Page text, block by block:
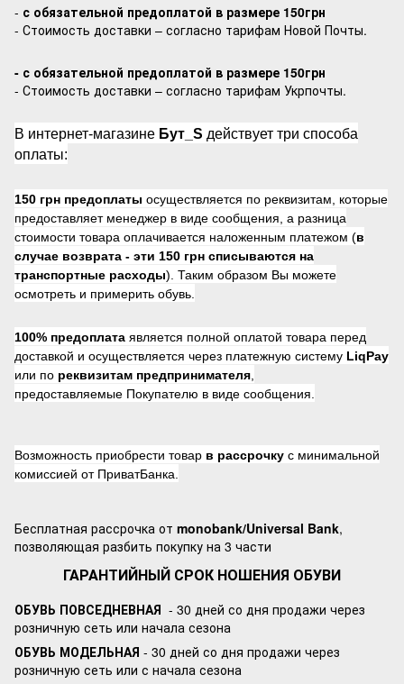
- с обязательной предоплатой в размере 150грн
- Стоимость доставки – согласно тарифам Новой Почты.
- с обязательной предоплатой в размере 150грн
- Стоимость доставки – согласно тарифам Укрпочты.
В интернет-магазине Бут_S действует три способа
оплаты:
150 грн предоплаты осуществляется по реквизитам, которые
предоставляет менеджер в виде сообщения, а разница
стоимости товара оплачивается наложенным платежом (в
случае возврата - эти 150 грн списываются на
транспортные расходы). Таким образом Вы можете
осмотреть и примерить обувь.
100% предоплата является полной оплатой товара перед
доставкой и осуществляется через платежную систему LiqPay
или по реквизитам предпринимателя
предоставляемые Покупателю в виде сообщения.
Возможность приобрести товар в рассрочку с минимальной
комиссией от ПриватБанка.
Бесплатная рассрочка от monobank/Universal Bank,
позволяющая разбить покупку на 3 части
ГАРАНТИЙНЫЙ СРОК НОШЕНИЯ ОБУВИ
ОБУВЬ ПОВСЕДНЕВНАЯ - 30 дней со дня продажи через
розничную сеть или начала сезона
ОБУВЬ МОДЕЛЬНАЯ - 30 дней со дня продажи через
розничную сеть или с начала сезона